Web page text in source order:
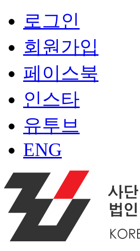
로그인
회원가입
페이스북
인스타
유투브
ENG